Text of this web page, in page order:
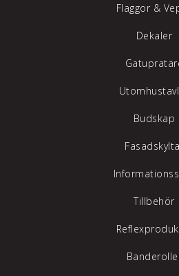
Flaggor &
Dekaler
Budskap
Tillbehör